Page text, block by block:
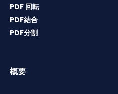
PDF 回転
PDF結合
PDF分割
概要